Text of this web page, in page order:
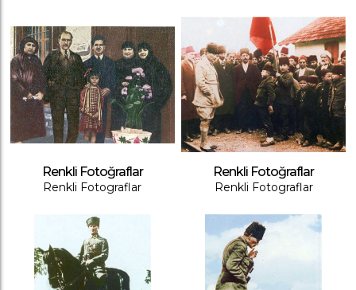
Renkli Fotoğraflar
Renkli Fotograflar
Renkli Fotoğraflar
Renkli Fotograflar